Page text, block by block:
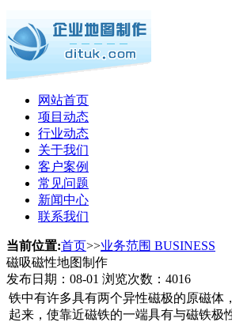
网站首页
项目动态
行业动态
关于我们
客户案例
常见问题
新闻中心
联系我们
当前位置:首页>>业务范围 BUSINESS
磁吸磁性地图制作
发布日期： 08-01 浏览次数： 4016
铁中有许多具有两个异性磁极的原磁体
起来，使靠近磁铁的一端具有与磁铁极